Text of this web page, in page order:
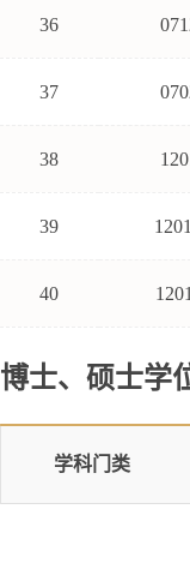
36
37
38
39
40
博士、硕士学
学科门类